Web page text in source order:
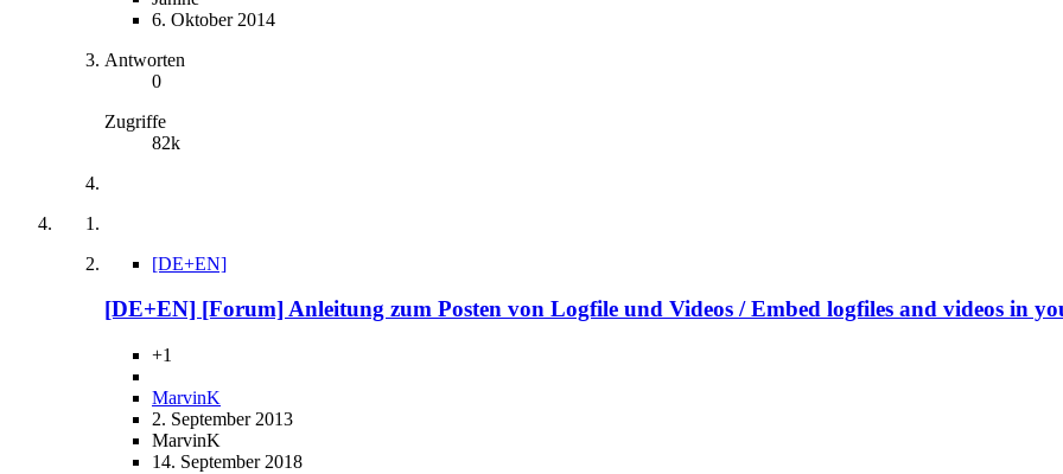
6. Oktober 2014
Antworten
0
Zugriffe
82k
[DE+EN]
[DE+EN] [Forum] Anleitung zum Posten von Logfile und Videos / Embed logfiles and videos in
+1
MarvinK
2. September 2013
MarvinK
14. September 2018